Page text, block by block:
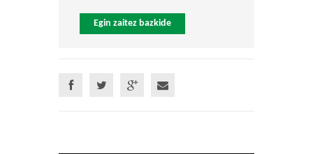
Egin zaitez bazkide